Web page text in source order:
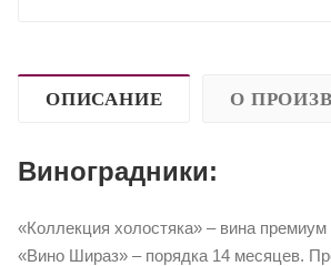
ОПИСАНИЕ О
Виноградники:
«Коллекция холостяка» – вина
«Вино Шираз» – порядка 14 месяцев.